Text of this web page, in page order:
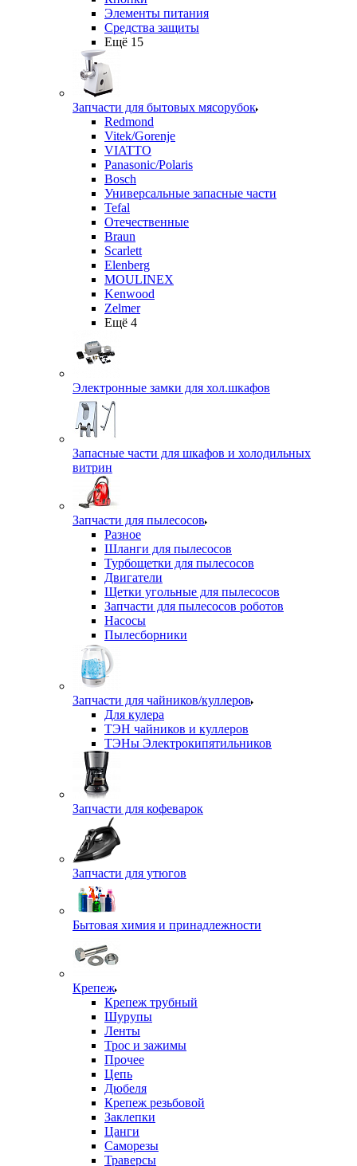
Элементы питания
Средства защиты
Ещё 15
Запчасти для бытовых мясорубок
Redmond
Vitek/Gorenje
VIATTO
Panasonic/Polaris
Bosch
Универсальные запасные части
Tefal
Отечественные
Braun
Scarlett
Elenberg
MOULINEX
Kenwood
Zelmer
Ещё 4
Электронные замки для хол.шкафов
Запасные части для шкафов и холодильных
витрин
Запчасти для пылесосов
Разное
Шланги для пылесосов
Турбощетки для пылесосов
Двигатели
Щетки угольные для пылесосов
Запчасти для пылесосов роботов
Насосы
Пылесборники
Запчасти для чайников/куллеров
Для кулера
ТЭН чайников и куллеров
ТЭНы Электрокипятильников
Запчасти для кофеварок
Запчасти для утюгов
Бытовая химия и принадлежности
Крепеж
Крепеж трубный
Шурупы
Ленты
Трос и зажимы
Прочее
Цепь
Дюбеля
Крепеж резьбовой
Заклепки
Цанги
Саморезы
Траверсы